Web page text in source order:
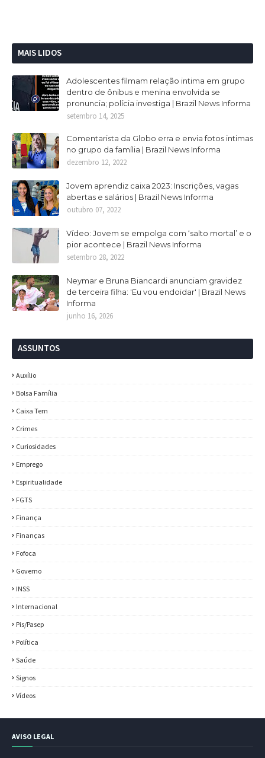
MAIS LIDOS
Adolescentes filmam relação intima em grupo
dentro de ônibus e menina envolvida se
pronuncia; polícia investiga | Brazil News Informa
setembro 14, 2025
Comentarista da Globo erra e envia fotos intimas
no grupo da família | Brazil News Informa
dezembro 12, 2022
Jovem aprendiz caixa 2023: Inscrições, vagas
abertas e salários | Brazil News Informa
outubro 07, 2022
Vídeo: Jovem se empolga com ‘salto mortal’ e o
pior acontece | Brazil News Informa
setembro 28, 2022
Neymar e Bruna Biancardi anunciam gravidez
de terceira filha: 'Eu vou endoidar' | Brazil News
Informa
junho 16, 2026
ASSUNTOS
Auxílio
Bolsa Família
Caixa Tem
Crimes
Curiosidades
Emprego
Espiritualidade
FGTS
Finança
Finanças
Fofoca
Governo
INSS
Internacional
Pis/Pasep
Política
Saúde
Signos
Vídeos
AVISO LEGAL